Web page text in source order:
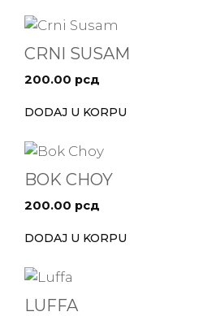
CRNI SUSAM
200.00 рсд
DODAJ U KORPU
BOK CHOY
200.00 рсд
DODAJ U KORPU
LUFFA